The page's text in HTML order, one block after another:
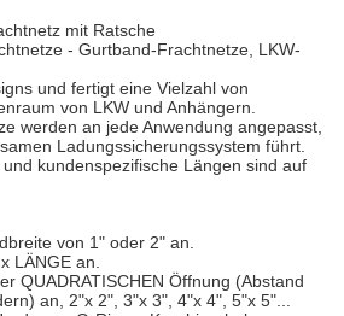
mit Ratsche
- Gurtband-Frachtnetze, LKW-
und fertigt eine Vielzahl von
von LKW und Anhängern.
werden an jede Anwendung angepasst,
Ladungssicherungssystem führt.
kundenspezifische Längen sind auf
von 1" oder 2" an.
LÄNGE an.
QUADRATISCHEN Öffnung (Abstand
an, 2"x 2", 3"x 3", 4"x 4", 5"x 5"...